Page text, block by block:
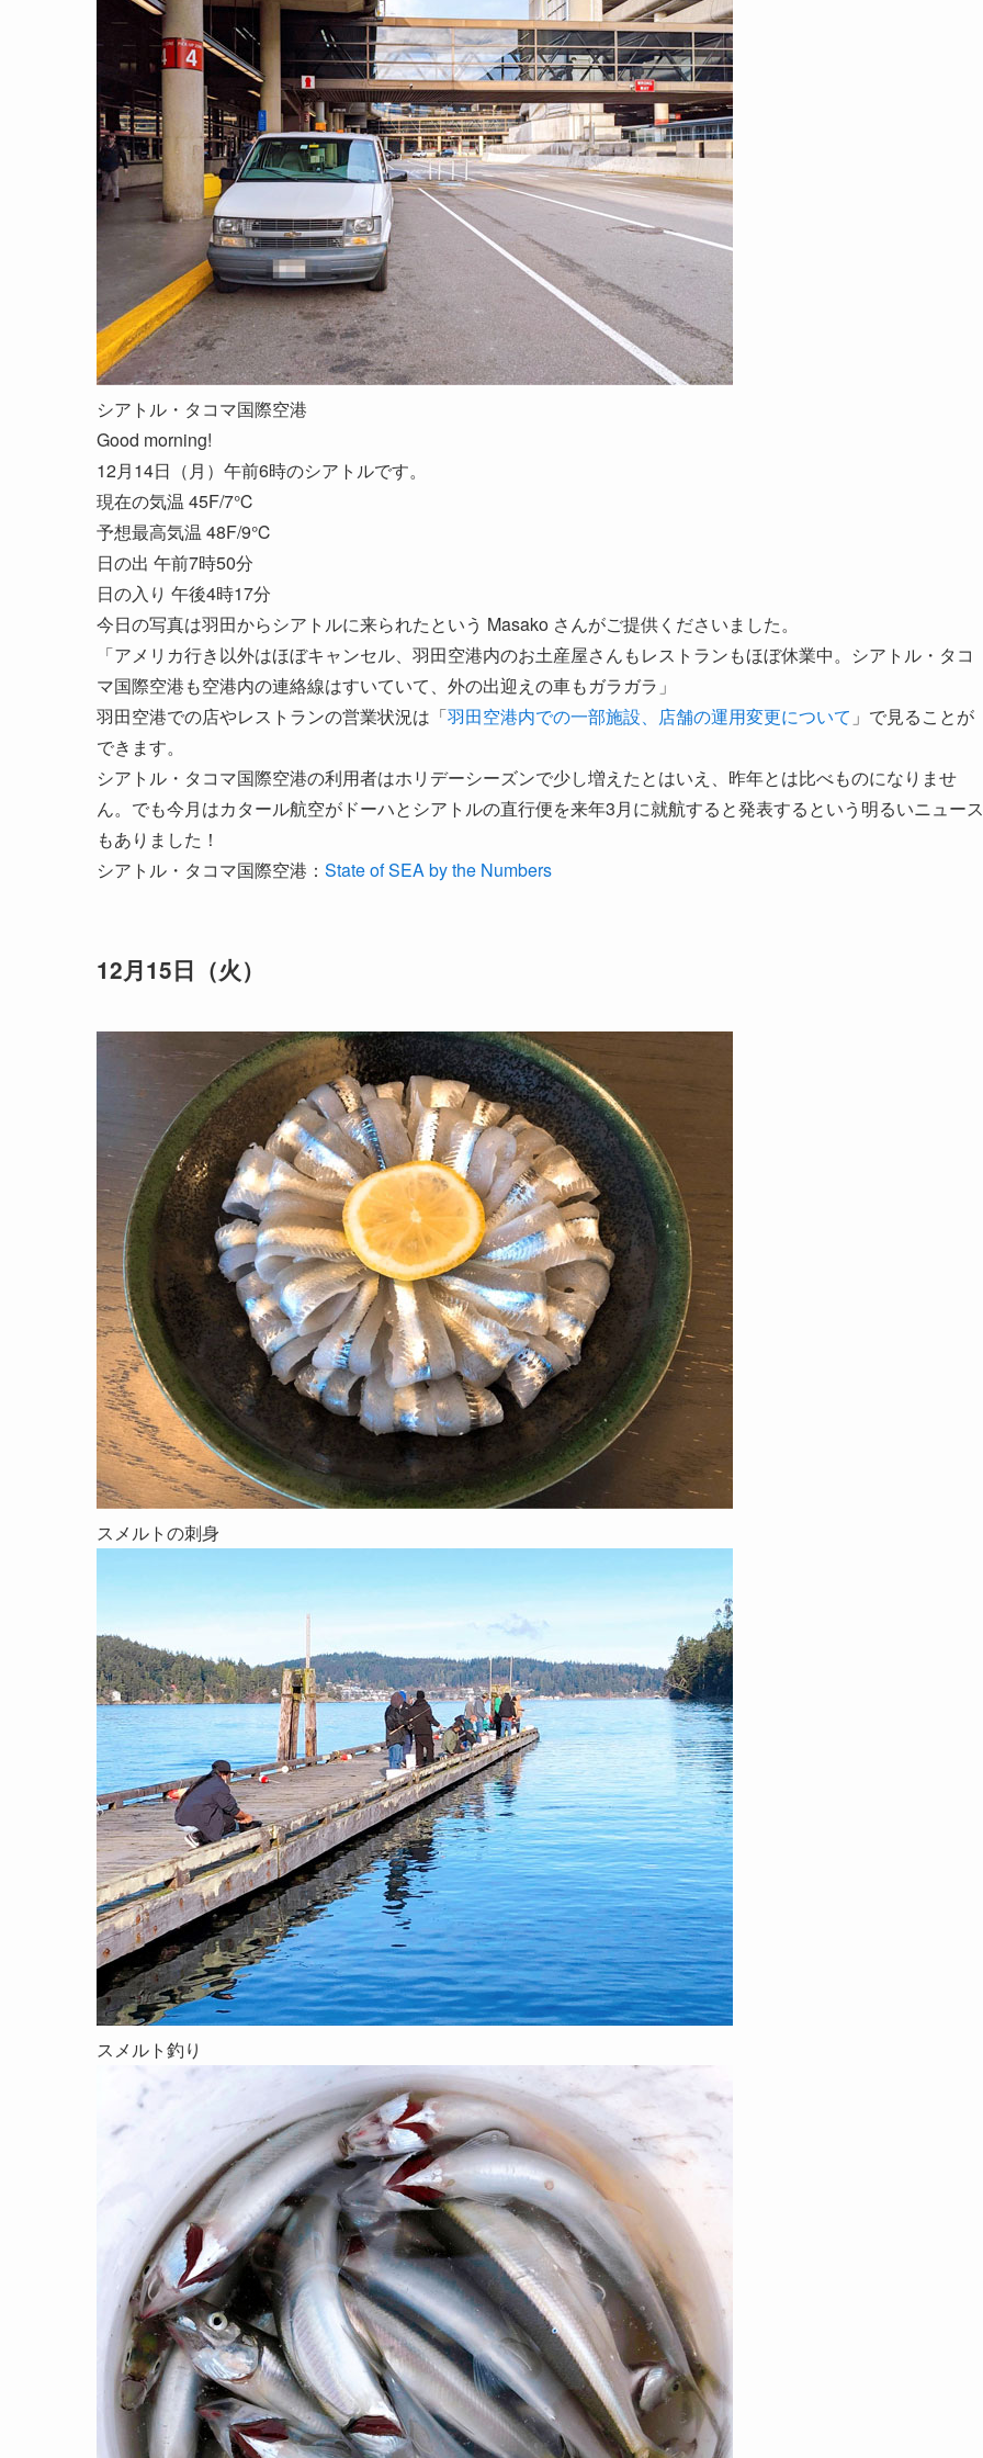
シアトル・タコマ国際空港
Good morning!
12月14日（月）午前6時のシアトルです。
現在の気温 45F/7℃
予想最高気温 48F/9℃
日の出 午前7時50分
日の入り 午後4時17分
今日の写真は羽田からシアトルに来られたという Masako さんがご提供くださいました。
「アメリカ行き以外はほぼキャンセル、羽田空港内のお土産屋さんもレストランもほぼ休業中。シアトル・タコ
マ国際空港も空港内の連絡線はすいていて、外の出迎えの車もガラガラ」
羽田空港での店やレストランの営業状況は「羽田空港内での一部施設、店舗の運用変更について 」で見ることが
できます。
シアトル・タコマ国際空港の利用者はホリデーシーズンで少し増えたとはいえ、昨年とは比べものになりませ
ん。でも今月はカタール航空がドーハとシアトルの直行便を来年3月に就航すると発表するという明るいニュース
もありました！
シアトル・タコマ国際空港： State of SEA by the Numbers
12月15日（火）
スメルトの刺身
スメルト釣り